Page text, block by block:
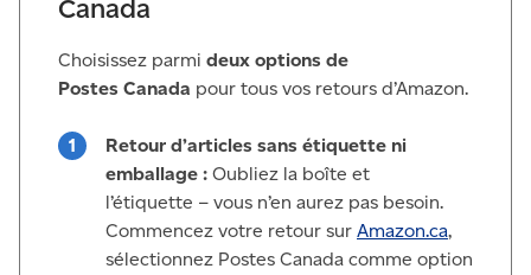
Canada
Choisissez parmi deux options de
Postes Canada pour tous vos retours d’Amazon.
Retour d’articles sans étiquette ni
emballage : Oubliez la boîte et
l’étiquette – vous n’en aurez pas besoin.
Commencez votre retour sur Amazon.ca,
sélectionnez Postes Canada comme option